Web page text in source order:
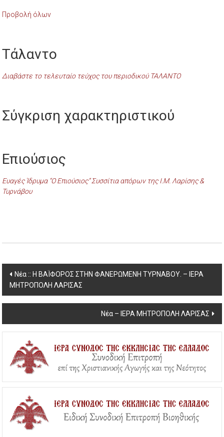
Προβολή όλων
Τάλαντο
Διαβάστε το τελευταίο τεύχος του περιοδικού ΤΑΛΑΝΤΟ
Σύγκριση χαρακτηριστικού
Επιούσιος
Ευαγές Ίδρυμα “Ο Επιούσιος” Συσσίτια απόρων της Ι.Μ. Λαρίσης &
Τυρνάβου
Post
navigation
Νέα :: Η ΒΑΪΦΟΡΟΣ ΣΤΗΝ ΦΑΝΕΡΩΜΕΝΗ ΤΥΡΝΑΒΟΥ. – ΙΕΡΑ
ΜΗΤΡΟΠΟΛΗ ΛΑΡΙΣΑΣ
Νέα – ΙΕΡΑ ΜΗΤΡΟΠΟΛΗ ΛΑΡΙΣΑΣ